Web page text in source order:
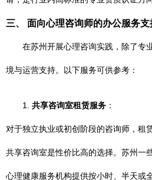
三、 面向心理咨询师的办公服务支
在苏州开展心理咨询实践，除了专
境与运营支持。以下服务可供参考：
1. 共享咨询室租赁服务 ：
对于独立执业或初创阶段的咨询师，租
共享咨询室是性价比高的选择。苏州一
心理健康服务机构提供按小时、半天或